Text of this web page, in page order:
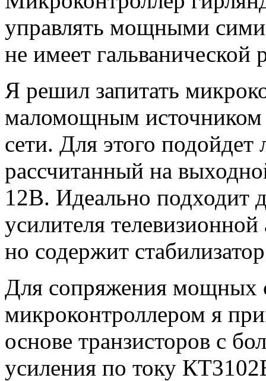
управлять мощными
не имеет гальванической
Я решил запитать
маломощным источником
сети. Для этого
рассчитанный на
12В. Идеально подходит
усилителя
но содержит
Для сопряжения мощных
микроконтроллером я
основе транзисторов с
усиления по току